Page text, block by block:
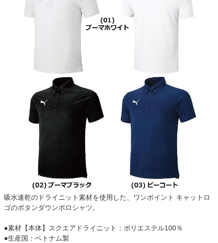
吸水速乾のドライニット素材を使用した、ワンポイント キャットロ
ゴのボタンダウンポロシャツ。
●素材【本体】スクエアドライニット：ポリエステル100％
●生産国：ベトナム製